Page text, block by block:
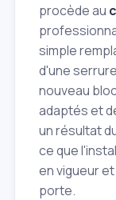
procède au
simple
d'une
nouveau
adaptés et
un résultat
ce que
en vigueur
porte.